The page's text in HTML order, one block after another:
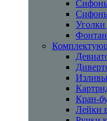
Уголки
Изливы
Кран-
Лейки